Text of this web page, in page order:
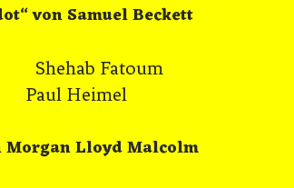
von Samuel Beckett
Fatoum
Heimel
Morgan Lloyd Malcolm